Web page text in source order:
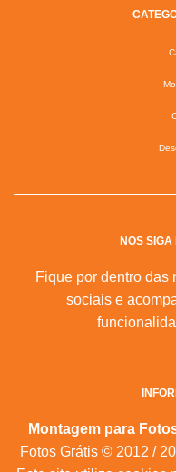
NOS
Fique por dentro das
sociais e
Montagem para
Fotos Grátis © 2012 /